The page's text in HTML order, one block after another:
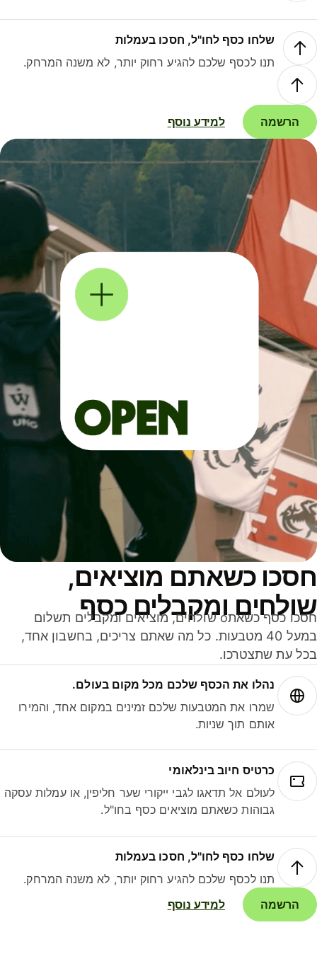
שלחו כסף לחו"ל, חסכו בעמלות
תנו לכסף שלכם להגיע רחוק יותר, לא משנה המרחק.
הרשמה למידע נוסף
כשאתם מוציאים,
ומקבלים כסף
חסכו כסף כשאתo שולחים, מוציאים ומקבלים תשלום
במעל 40 מטבעות. כל מה שאתם צריכים, בחשבון אחד,
עת שתצטרכו.
נהלו את הכסף שלכם מכל מקום בעולם.
שמרו את המטבעות שלכם זמינים במקום אחד, והמירו
אותם תוך שניות.
כרטיס חיוב בינלאומי
לעולם אל תדאגו לגבי ייקורי שער חליפין, או עמלות עסקה
גבוהות כשאתם מוציאים כסף בחו"ל.
שלחו כסף לחו"ל, חסכו בעמלות
תנו לכסף שלכם להגיע רחוק יותר, לא משנה המרחק.
הרשמה
למידע נוסף